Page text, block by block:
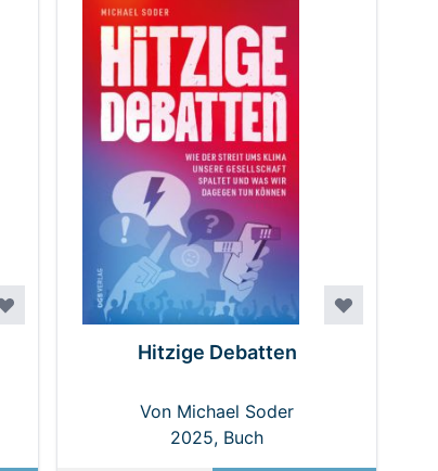
Hitzige Debatten
Von Michael Soder
2025, Buch